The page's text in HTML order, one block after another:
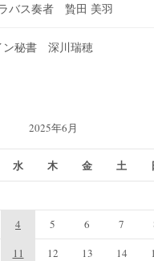
バス奏者 贄田 美羽
秘書 深川瑞穂
2025年6月
水 木 金 土
4 5 6 7
11 12 13 14